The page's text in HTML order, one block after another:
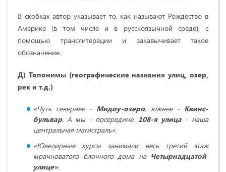
В скобках автор указывает то, как называют Рождество в
Америке (в том числе и в русскоязычной среде), с
помощью транслитерации и закавычивает такое
обозначение.
Д) Топонимы (географические названия улиц, озер,
рек и т.д.)
«Чуть севернее - Мидоу-озеро, южнее - Квинс-
бульвар. А мы - посередине. 108-я улица - наша
центральная магистраль».
«Ювелирные курсы занимали весь третий этаж
мрачноватого блочного дома на Четырнадцатой
улице».